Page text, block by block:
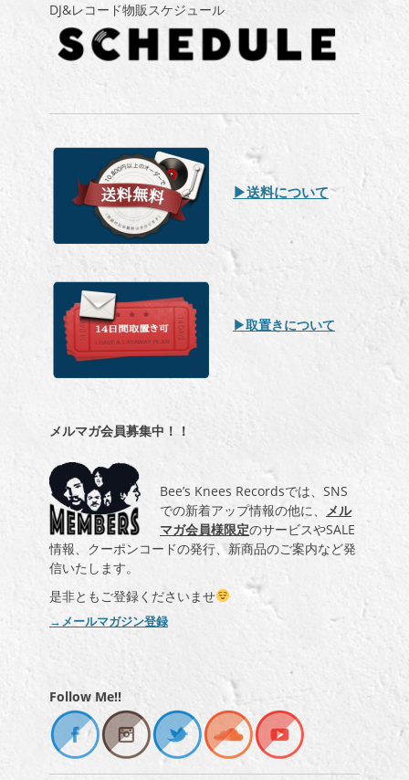
DJ&レコード物販スケジュール
▶︎送料について
▶︎取置きについて
メルマガ会員募集中！！
Bee’s Knees Recordsでは、SNS
での新着アップ情報の他に、
メル
マガ会員様限定のサービスやSALE
情報、クーポンコードの発行、新商品のご案内など発
信いたします。
是非ともご登録くださいませ
→メールマガジン登録
Follow Me!!